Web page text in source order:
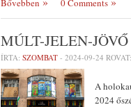
Bővebben 0 Comments
MÚLT-JELEN-
ÍRTA: SZOMBAT - 2024-09-24 ROVAT:
A
2024